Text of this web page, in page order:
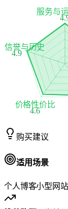
服务与
价格性价比
4.6
信誉与历史
4.9
购买建议
适用场景
个人博客小型网站